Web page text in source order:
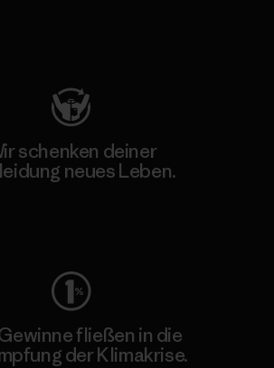
schenken deiner
neues Leben.
fließen in die
der Klimakrise.